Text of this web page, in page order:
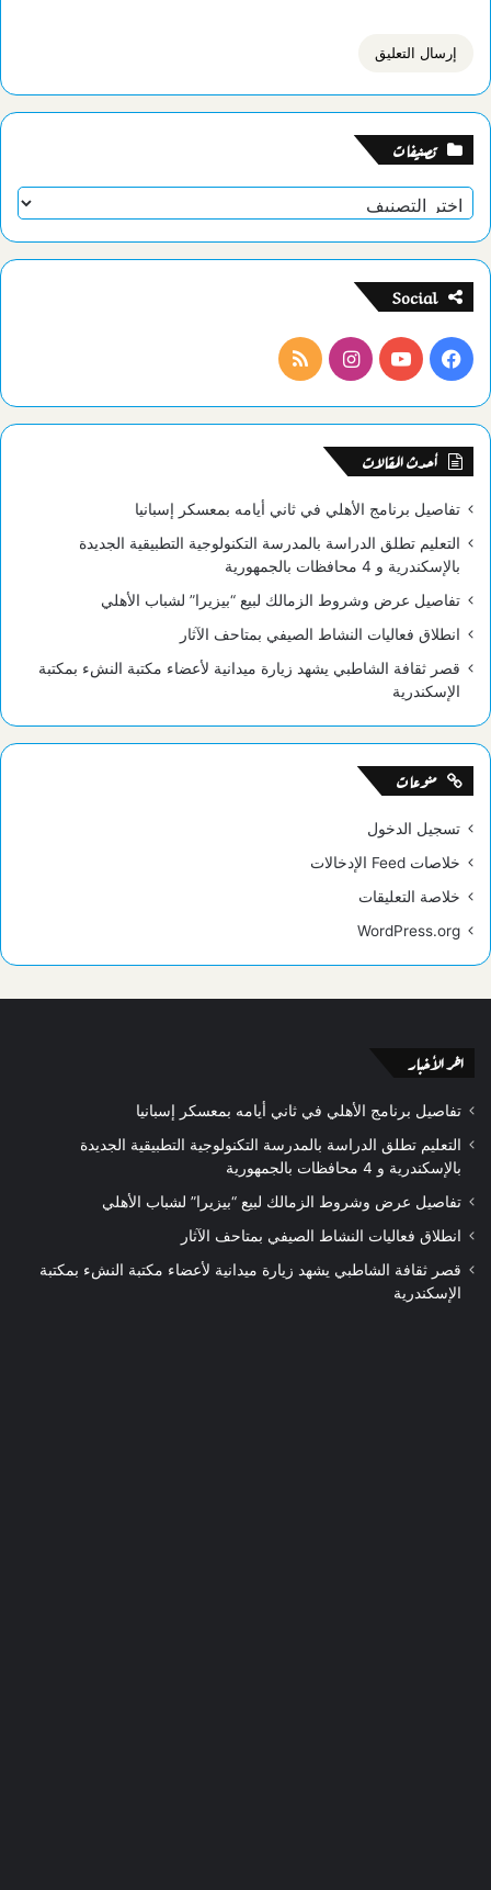
تصنيفات
تصنيفات
Social
فيسبوكيوتيوبانستقرامملخص
الموقع
أحدث المقالات
تفاصيل برنامج الأهلي في ثاني أيامه بمعسكر إسبانيا
التعليم تطلق الدراسة بالمدرسة التكنولوجية التطبيقية الجديدة
بالإسكندرية و 4 محافظات بالجمهورية
تفاصيل عرض وشروط الزمالك لبيع “بيزيرا” لشباب الأهلي
انطلاق فعاليات النشاط الصيفي بمتاحف الآثار
قصر ثقافة الشاطبي يشهد زيارة ميدانية لأعضاء مكتبة النشء بمكتبة
الإسكندرية
منوعات
تسجيل الدخول
خلاصات Feed الإدخالات
خلاصة التعليقات
WordPress.org
اخر الأخبار
تفاصيل برنامج الأهلي في ثاني أيامه بمعسكر إسبانيا
التعليم تطلق الدراسة بالمدرسة التكنولوجية التطبيقية الجديدة
بالإسكندرية و 4 محافظات بالجمهورية
تفاصيل عرض وشروط الزمالك لبيع “بيزيرا” لشباب الأهلي
انطلاق فعاليات النشاط الصيفي بمتاحف الآثار
قصر ثقافة الشاطبي يشهد زيارة ميدانية لأعضاء مكتبة النشء بمكتبة
الإسكندرية